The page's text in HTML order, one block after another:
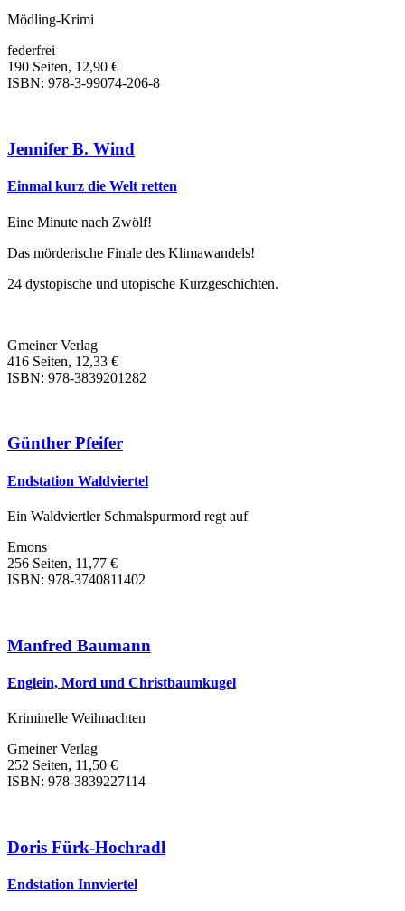
Mödling-Krimi
federfrei
190 Seiten, 12,90 €
ISBN: 978-3-99074-206-8
Jennifer B. Wind
Einmal kurz die Welt retten
Eine Minute nach Zwölf!
Das mörderische Finale des Klimawandels!
24 dystopische und utopische Kurzgeschichten.
Gmeiner Verlag
416 Seiten, 12,33 €
ISBN: 978-3839201282
Günther Pfeifer
Endstation Waldviertel
Ein Waldviertler Schmalspurmord regt auf
Emons
256 Seiten, 11,77 €
ISBN: 978-3740811402
Manfred Baumann
Englein, Mord und Christbaumkugel
Kriminelle Weihnachten
Gmeiner Verlag
252 Seiten, 11,50 €
ISBN: 978-3839227114
Doris Fürk-Hochradl
Endstation Innviertel